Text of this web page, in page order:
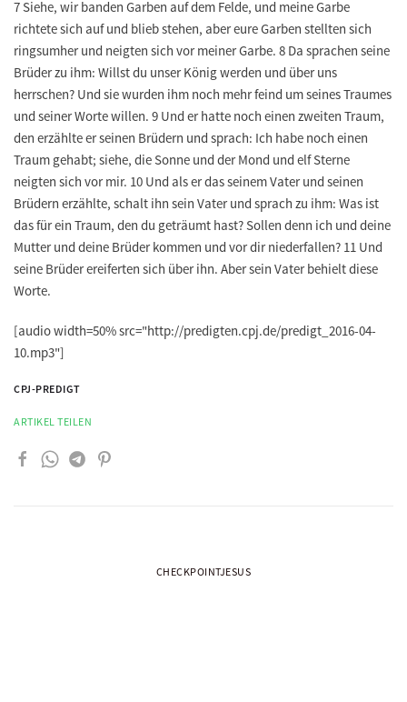
7 Siehe, wir banden Garben auf dem Felde, und meine Garbe
richtete sich auf und blieb stehen, aber eure Garben stellten sich
ringsumher und neigten sich vor meiner Garbe. 8 Da sprachen seine
Brüder zu ihm: Willst du unser König werden und über uns
herrschen? Und sie wurden ihm noch mehr feind um seines Traumes
und seiner Worte willen. 9 Und er hatte noch einen zweiten Traum,
den erzählte er seinen Brüdern und sprach: Ich habe noch einen
Traum gehabt; siehe, die Sonne und der Mond und elf Sterne
neigten sich vor mir. 10 Und als er das seinem Vater und seinen
Brüdern erzählte, schalt ihn sein Vater und sprach zu ihm: Was ist
das für ein Traum, den du geträumt hast? Sollen denn ich und deine
Mutter und deine Brüder kommen und vor dir niederfallen? 11 Und
seine Brüder ereiferten sich über ihn. Aber sein Vater behielt diese
Worte.
[audio width=50% src="http://predigten.cpj.de/predigt_2016-04-
10.mp3"]
CPJ-PREDIGT
ARTIKEL TEILEN
CHECKPOINTJESUS